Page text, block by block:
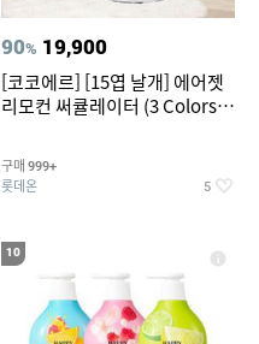
90% 19,900
[코코에르] [15엽 날개] 에어젯
리모컨 써큘레이터 (3 Colors
구매 999+
롯데온 5
10